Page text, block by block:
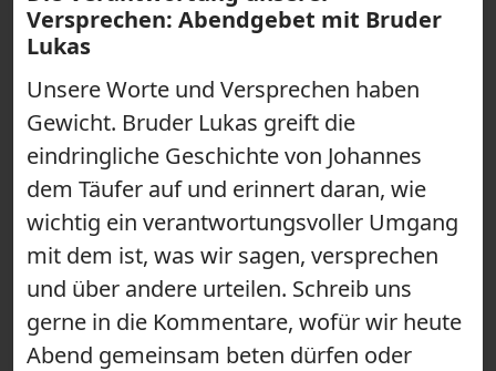
Versprechen: Abendgebet mit Bruder
Lukas
Unsere Worte und Versprechen haben
Gewicht. Bruder Lukas greift die
eindringliche Geschichte von Johannes
dem Täufer auf und erinnert daran, wie
wichtig ein verantwortungsvoller Umgang
mit dem ist, was wir sagen, versprechen
und über andere urteilen. Schreib uns
gerne in die Kommentare, wofür wir heute
Abend gemeinsam beten dürfen oder